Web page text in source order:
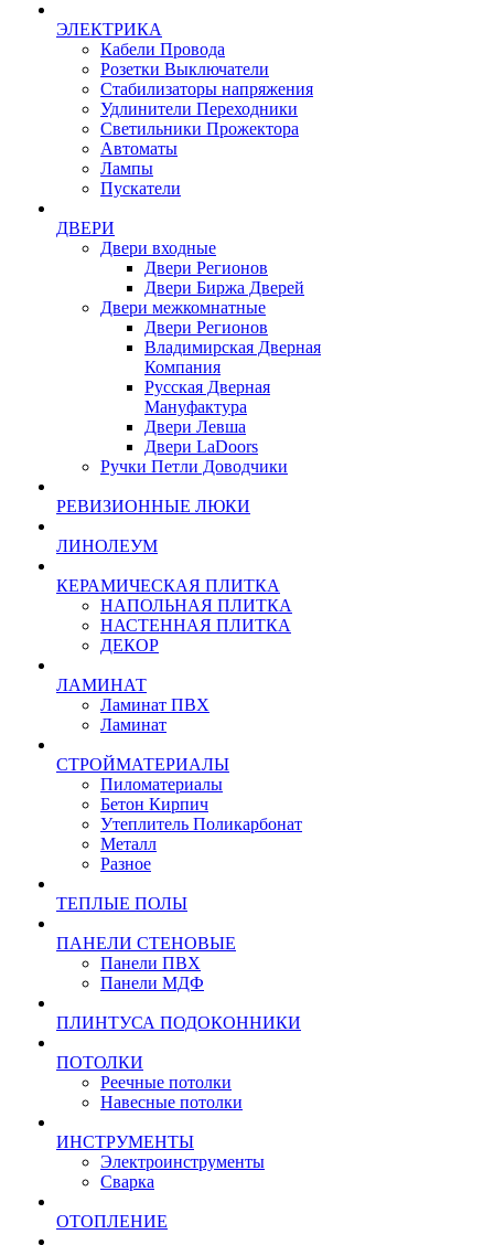
ЭЛЕКТРИКА
Кабели Провода
Розетки Выключатели
Стабилизаторы напряжения
Удлинители Переходники
Светильники Прожектора
Автоматы
Лампы
Пускатели
ДВЕРИ
Двери входные
Двери Регионов
Двери Биржа Дверей
Двери межкомнатные
Двери Регионов
Владимирская Дверная
Компания
Русская Дверная
Мануфактура
Двери Левша
Двери LaDoors
Ручки Петли Доводчики
РЕВИЗИОННЫЕ ЛЮКИ
ЛИНОЛЕУМ
КЕРАМИЧЕСКАЯ ПЛИТКА
НАПОЛЬНАЯ ПЛИТКА
НАСТЕННАЯ ПЛИТКА
ДЕКОР
ЛАМИНАТ
Ламинат ПВХ
Ламинат
СТРОЙМАТЕРИАЛЫ
Пиломатериалы
Бетон Кирпич
Утеплитель Поликарбонат
Металл
Разное
ТЕПЛЫЕ ПОЛЫ
ПАНЕЛИ СТЕНОВЫЕ
Панели ПВХ
Панели МДФ
ПЛИНТУСА ПОДОКОННИКИ
ПОТОЛКИ
Реечные потолки
Навесные потолки
ИНСТРУМЕНТЫ
Электроинструменты
Сварка
ОТОПЛЕНИЕ